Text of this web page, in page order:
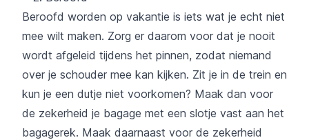
Beroofd worden op vakantie is iets wat je echt niet
mee wilt maken. Zorg er daarom voor dat je nooit
wordt afgeleid tijdens het pinnen, zodat niemand
over je schouder mee kan kijken. Zit je in de trein en
kun je een dutje niet voorkomen? Maak dan voor
de zekerheid je bagage met een slotje vast aan het
bagagerek. Maak daarnaast voor de zekerheid